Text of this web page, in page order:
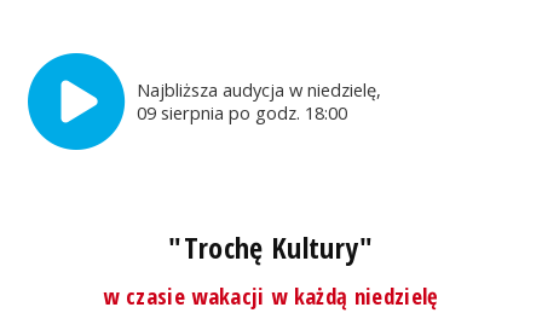
Najbliższa audycja w niedzielę,
09 sierpnia po godz. 18:00
"Trochę Kultury"
w czasie wakacji w każdą niedzielę